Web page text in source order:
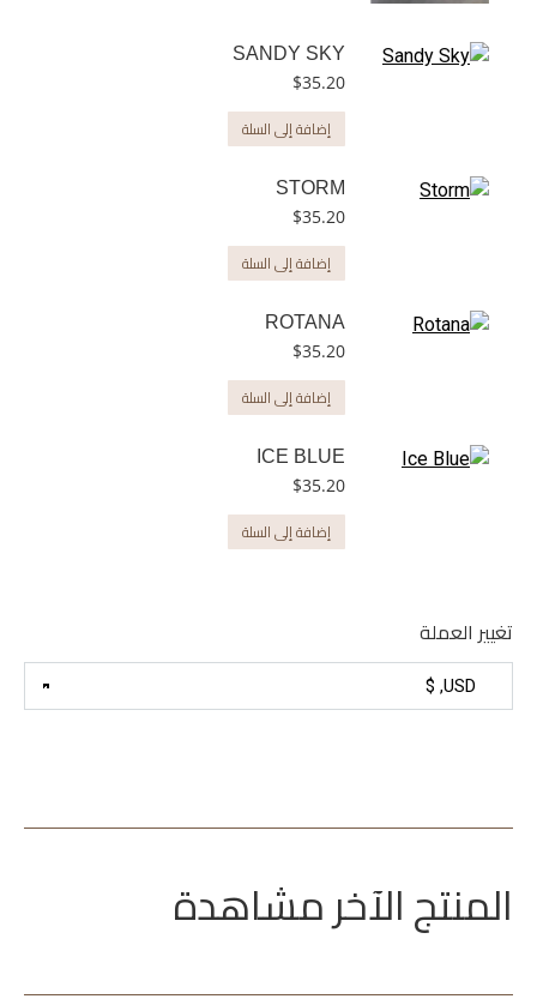
SANDY SKY
$35.20
إضافة إلى السلة
STORM
$35.20
إضافة إلى السلة
ROTANA
$35.20
إضافة إلى السلة
ICE BLUE
$35.20
إضافة إلى السلة
تغيير العملة
المنتج الآخر مشاهدة